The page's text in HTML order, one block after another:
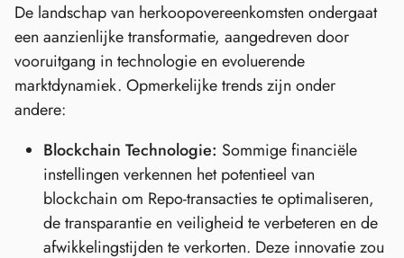
De landschap van herkoopovereenkomsten ondergaat
een aanzienlijke transformatie, aangedreven door
vooruitgang in technologie en evoluerende
marktdynamiek. Opmerkelijke trends zijn onder
andere:
Blockchain Technologie: Sommige financiële
instellingen verkennen het potentieel van
blockchain om Repo-transacties te optimaliseren,
de transparantie en veiligheid te verbeteren en de
afwikkelingstijden te verkorten. Deze innovatie zou